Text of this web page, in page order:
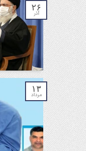
۲۶
آذر
۱۳
مرداد